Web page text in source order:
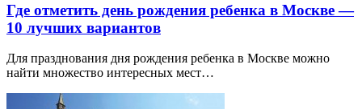
Где отметить день рождения ребенка в Москве —
10 лучших вариантов
Для празднования дня рождения ребенка в Москве можно
найти множество интересных мест…